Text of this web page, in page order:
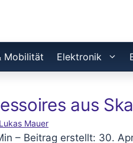
Mobilität Elektronik
aus
Lukas Mauer
– Beitrag erstellt: 30.